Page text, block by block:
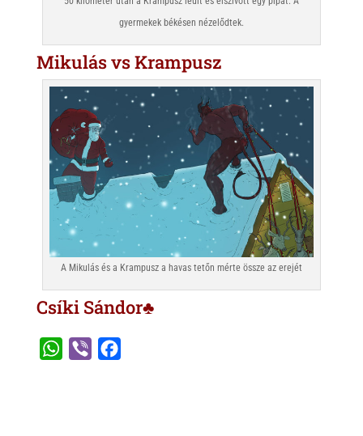
gyermekek békésen nézelődtek.
Mikulás vs Krampusz
A Mikulás és a Krampusz a havas tetőn mérte össze az erejét
Csíki Sándor♣